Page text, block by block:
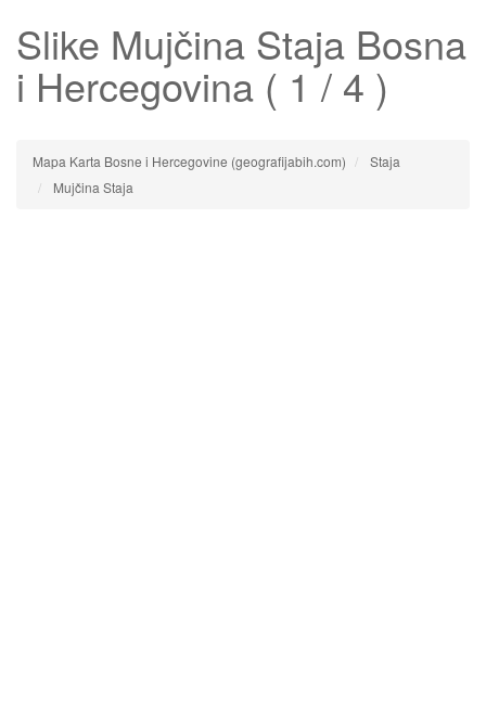
Slike Mujčina Staja Bosna
i Hercegovina ( 1 / 4 )
Mapa Karta Bosne i Hercegovine (geografijabih.com)
Staja
Mujčina Staja